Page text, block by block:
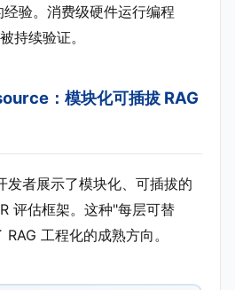
验。消费级硬件运行编程
持续验证。
：模块化可插拔 RAG
发者展示了模块化、可插拔的
评估框架。这种"每层可替
工程化的成熟方向。